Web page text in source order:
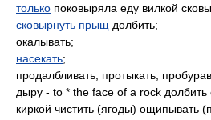
только поковыряла еду вилкой
сковырнуть прыщ долбить;
окалывать;
насекать;
продалбливать, протыкать,
дыру - to * the face of a rock долбить
киркой чистить (ягоды) ощипывать